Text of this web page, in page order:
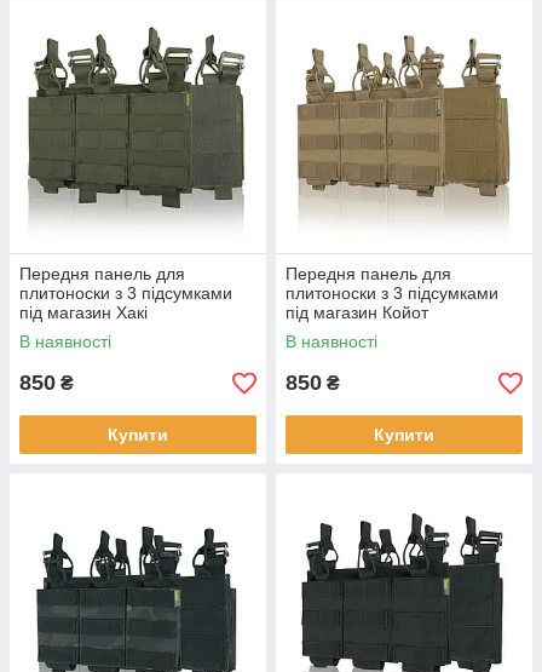
Передня панель для
плитоноски з 3 підсумками
під магазин Хакі
В наявності
850 ₴
Купити
Передня панель для
плитоноски з 3 підсумками
під магазин Койот
В наявності
850 ₴
Купити